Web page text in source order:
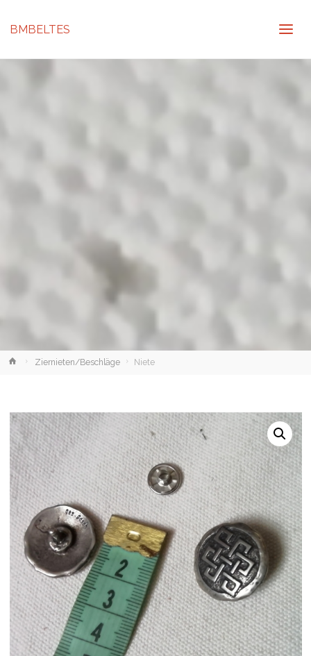
BMBELTES
HomeZiernieten/Beschläge Niete